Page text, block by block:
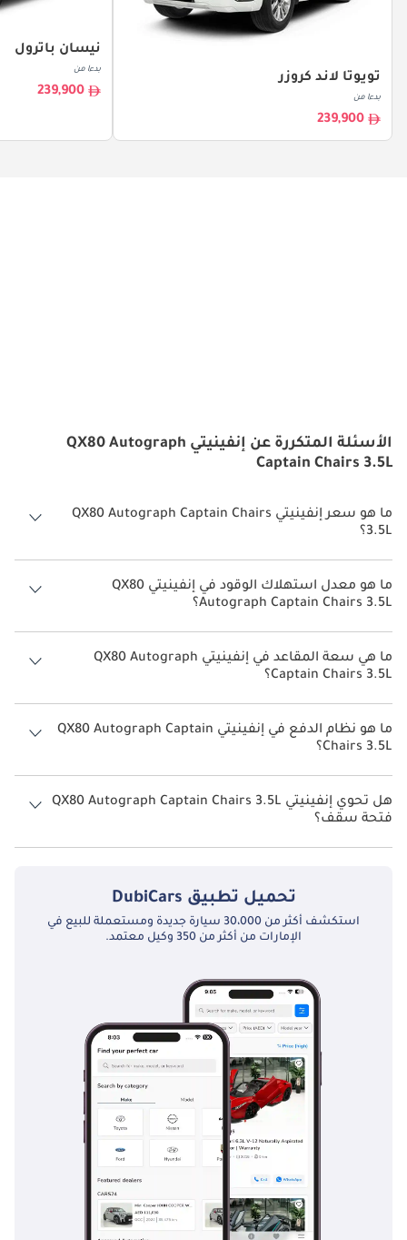
تويوتا لاند كروزر
بدءا من
239,900
نيسان باترول
بدءا من
239,900
الأسئلة المتكررة عن إنفينيتي QX80 Autograph
Captain Chairs 3.5L
ما هو سعر إنفينيتي QX80 Autograph Captain Chairs
3.5L؟
سعر إنفينيتي QX80 Autograph Captain Chairs 3.5L هو درهم 510,000.
ما هو معدل استهلاك الوقود في إنفينيتي QX80
Autograph Captain Chairs 3.5L؟
يبلغ معدل استهلاك الوقود المقترح من الشركة المصنعة لسيارة إنفينيتي
QX80 2026 من 7 كم/ليتر.
ما هي سعة المقاعد في إنفينيتي QX80 Autograph
Captain Chairs 3.5L؟
تتسع إنفينيتي QX80 Autograph Captain Chairs 3.5L لأ 7 أشخاص.
ما هو نظام الدفع في إنفينيتي QX80 Autograph Captain
Chairs 3.5L؟
نظام الدفع في إنفينيتي QX80 All Wheel Drive Autograph Captain Chairs
3.5L.
هل تحوي إنفينيتي QX80 Autograph Captain Chairs 3.5L
فتحة سقف؟
نعم توفر إنفينيتي QX80 Autograph Captain Chairs 3.5L فتحة السقف
تحميل تطبيق DubiCars
استكشف أكثر من 30،000 سيارة جديدة ومستعملة للبيع في
الإمارات من أكثر من 350 وكيل معتمد.